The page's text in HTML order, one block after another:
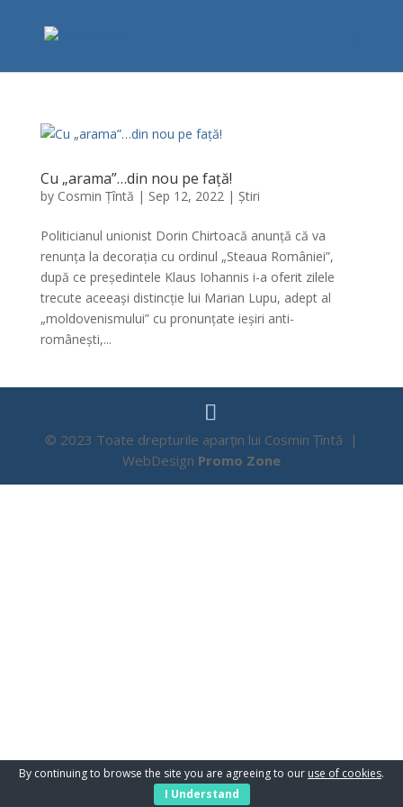
Cu „arama”…din nou pe față!
by Cosmin Țîntă | Sep 12, 2022| Știri
Politicianul unionist Dorin Chirtoacă anunță că va
renunța la decorația cu ordinul „Steaua României”,
după ce președintele Klaus Iohannis i-a oferit zilele
trecute aceeași distincție lui Marian Lupu, adept al
„moldovenismului” cu pronunțate ieșiri anti-
românești,...
© 2023 Toate drepturile aparțin lui Cosmin Țîntă |
WebDesign Promo Zone
By continuing to browse the site you are agreeing to our use of cookies.
I Understand